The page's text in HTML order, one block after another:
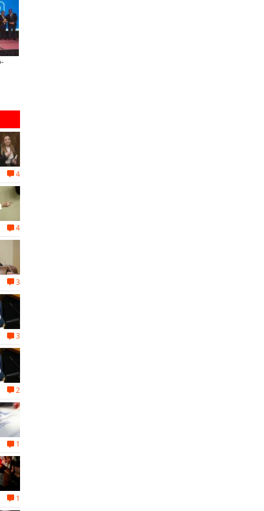
4
4
3
3
2
1
1